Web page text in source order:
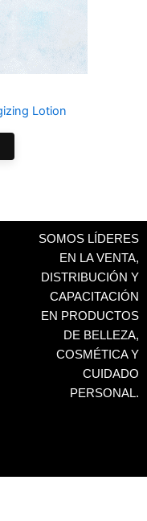
Lotion
SOMOS LÍDERES
EN LA VENTA,
DISTRIBUCIÓN Y
CAPACITACIÓN
EN PRODUCTOS
DE BELLEZA,
COSMÉTICA Y
CUIDADO
PERSONAL.